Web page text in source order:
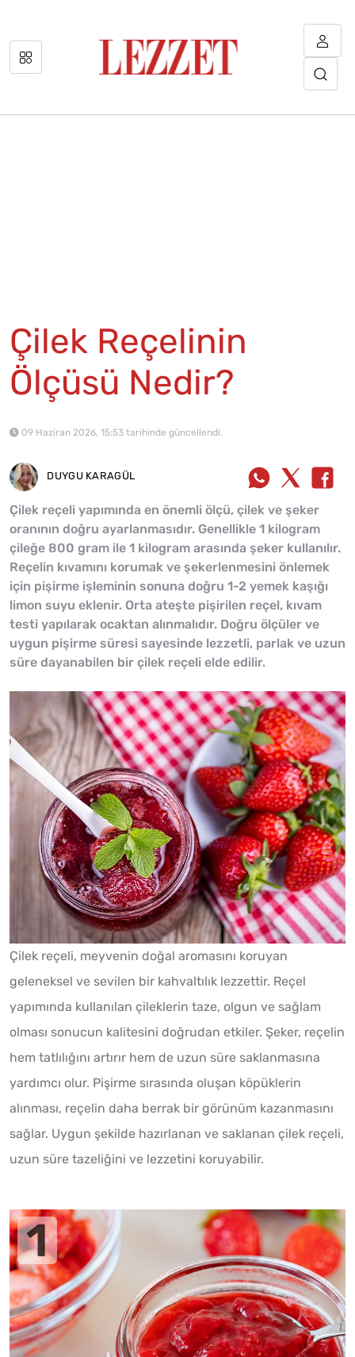
Çilek Reçelinin
Ölçüsü Nedir?
09 Haziran 2026, 15:53 tarihinde güncellendi.
DUYGU KARAGÜL
Çilek reçeli yapımında en önemli ölçü, çilek ve şeker
oranının doğru ayarlanmasıdır. Genellikle 1 kilogram
çileğe 800 gram ile 1 kilogram arasında şeker kullanılır.
Reçelin kıvamını korumak ve şekerlenmesini önlemek
için pişirme işleminin sonuna doğru 1-2 yemek kaşığı
limon suyu eklenir. Orta ateşte pişirilen reçel, kıvam
testi yapılarak ocaktan alınmalıdır. Doğru ölçüler ve
uygun pişirme süresi sayesinde lezzetli, parlak ve uzun
süre dayanabilen bir çilek reçeli elde edilir.
Çilek reçeli, meyvenin doğal aromasını koruyan
geleneksel ve sevilen bir kahvaltılık lezzettir. Reçel
yapımında kullanılan çileklerin taze, olgun ve sağlam
olması sonucun kalitesini doğrudan etkiler. Şeker, reçelin
hem tatlılığını artırır hem de uzun süre saklanmasına
yardımcı olur. Pişirme sırasında oluşan köpüklerin
alınması, reçelin daha berrak bir görünüm kazanmasını
sağlar. Uygun şekilde hazırlanan ve saklanan çilek reçeli,
uzun süre tazeliğini ve lezzetini koruyabilir.